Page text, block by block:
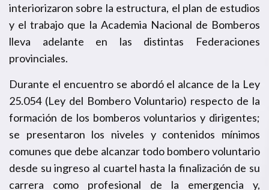
interiorizaron sobre la estructura, el plan de estudios
y el trabajo que la Academia Nacional de Bomberos
lleva adelante en las distintas Federaciones
provinciales.
Durante el encuentro se abordó el alcance de la Ley
25.054 (Ley del Bombero Voluntario) respecto de la
formación de los bomberos voluntarios y dirigentes;
se presentaron los niveles y contenidos mínimos
comunes que debe alcanzar todo bombero voluntario
desde su ingreso al cuartel hasta la finalización de su
carrera como profesional de la emergencia y,